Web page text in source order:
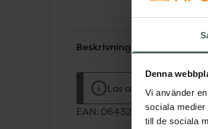
Denna
Vi använder
sociala
till de sociala
Beskrivning
Läs alltid
EAN: 06432100049810